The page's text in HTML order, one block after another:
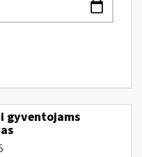
gyventojams